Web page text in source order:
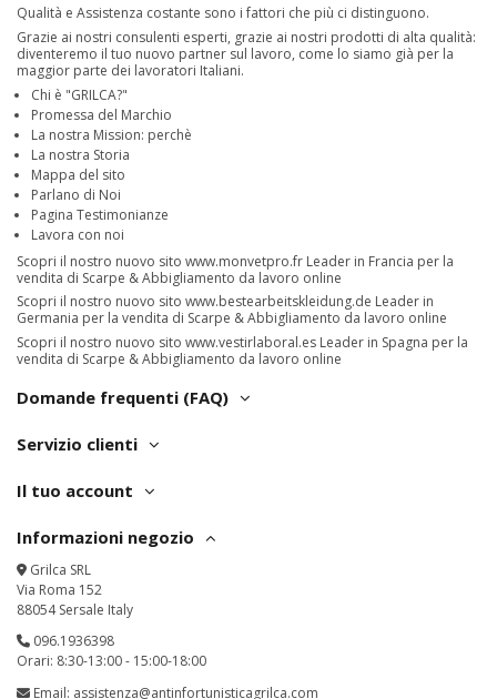
Qualità e Assistenza costante sono i fattori che più ci distinguono.
Grazie ai nostri consulenti esperti, grazie ai nostri prodotti di alta qualità:
diventeremo il tuo nuovo partner sul lavoro, come lo siamo già per la
maggior parte dei lavoratori Italiani.
Chi è "GRILCA?"
Promessa del Marchio
La nostra Mission: perchè
La nostra Storia
Mappa del sito
Parlano di Noi
Pagina Testimonianze
Lavora con noi
Scopri il nostro nuovo sito www.monvetpro.fr Leader in Francia per la
vendita di Scarpe & Abbigliamento da lavoro online
Scopri il nostro nuovo sito www.bestearbeitskleidung.de Leader in
Germania per la vendita di Scarpe & Abbigliamento da lavoro online
Scopri il nostro nuovo sito www.vestirlaboral.es Leader in Spagna per la
vendita di Scarpe & Abbigliamento da lavoro online
Domande frequenti (FAQ)
Servizio clienti
Il tuo account
Informazioni negozio
Grilca SRL
Via Roma 152
88054 Sersale Italy
096.1936398
Orari: 8:30-13:00 - 15:00-18:00
Email: assistenza@antinfortunisticagrilca.com